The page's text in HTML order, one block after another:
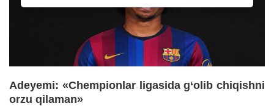
Adeyemi: «Chempionlar ligasida g‘olib chiqishni
orzu qilaman»